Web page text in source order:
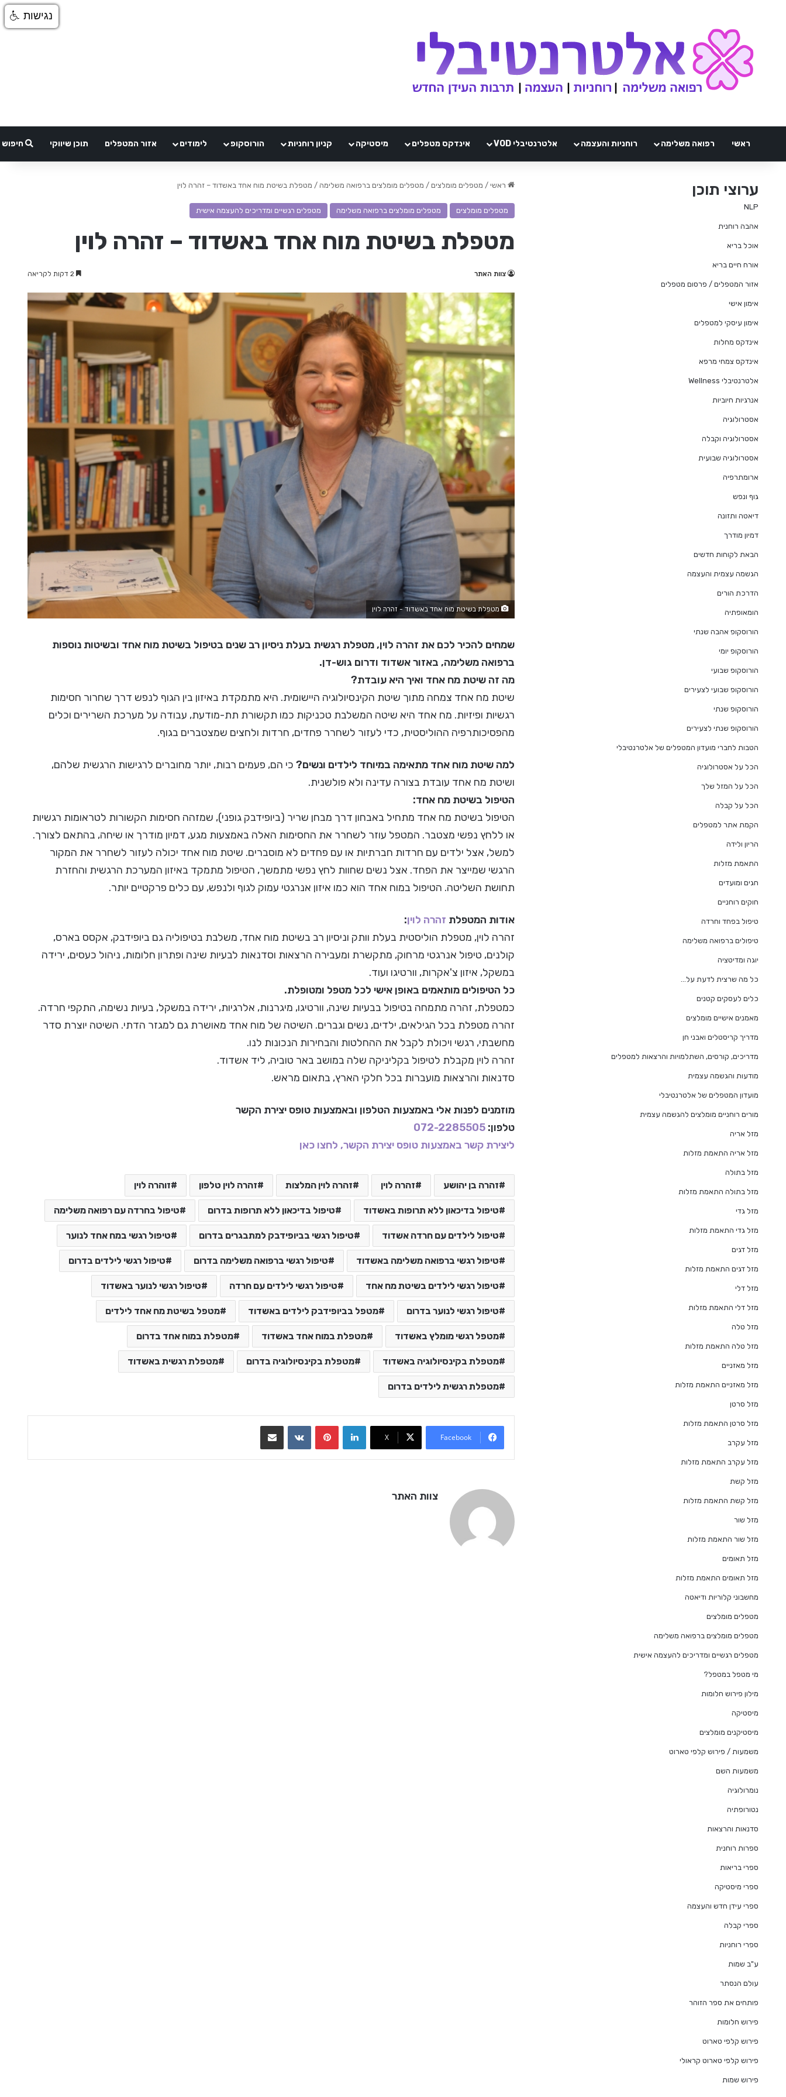
ראשי רפואה משלימה רוחניות והעצמה אלטרנטיבלי VOD אינדקס מטפלים מיסטיקה קניון רוחניות הורוסקופ לימודים אזור המטפלים תוכן שיווקי חיפוש
ראשי / מטפלים מומלצים / מטפלים מומלצים ברפואה משלימה / מטפלת בשיטת מוח אחד באשדוד – זהרה לוין
מטפלים מומלצים מטפלים מומלצים ברפואה משלימה מטפלים רגשיים ומדריכים להעצמה אישית
מטפלת בשיטת מוח אחד באשדוד – זהרה לוין
צוות האתר
מטפלת בשיטת מוח אחד באשדוד - זהרה לוין
שמחים להכיר לכם את זהרה לוין, מטפלת רגשית בעלת ניסיון רב שנים בטיפול בשיטת מוח אחד ובשיטות נוספות
ברפואה משלימה, באזור אשדוד ודרום גוש-דן.
מה זה שיטת מח אחד ואיך היא עובדת?
שיטת מח אחד צמחה מתוך שיטת הקינסיולוגיה היישומית. היא מתמקדת באיזון בין הגוף לנפש דרך שחרור חסימות
רגשיות ופיזיות. מח אחד היא שיטה המשלבת טכניקות כמו תקשורת תת-מודעת, עבודה על מערכת השרירים וכלים
מהפסיכותרפיה ההוליסטית, כדי לעזור לשחרר פחדים, חרדות ולחצים שמצטברים בגוף.
למה שיטת מוח אחד מתאימה במיוחד לילדים ונשים?כי הם, פעמים רבות, יותר מחוברים לרגישות הרגשית שלהם,
ושיטת מח אחד עובדת בצורה עדינה ולא פולשנית.
הטיפול בשיטת מח אחד:
הטיפול בשיטת מח אחד מתחיל באבחון דרך מבחן שריר (ביופידבק גופני), שמזהה חסימות הקשורות לטראומות רגשיות
או ללחץ נפשי מצטבר. המטפל עוזר לשחרר את החסימות האלה באמצעות מגע, דמיון מודרך או שיחה, בהתאם לצורך.
למשל, אצל ילדים עם חרדות חברתיות או עם פחדים לא מוסברים. שיטת מוח אחד יכולה לעזור לשחרר את המקור
הרגשי שמייצר את הפחד. אצל נשים שחוות לחץ נפשי מתמשך, הטיפול מתמקד באיזון המערכת הרגשית והחזרת
תחושת השליטה. הטיפול במוח אחד הוא כמו איזון אנרגטי עמוק לגוף ולנפש, עם כלים פרקטיים יותר.
אודות המטפלת זהרה לוין:
זהרה לוין, מטפלת הוליסטית בעלת וותק וניסיון רב בשיטת מוח אחד, משלבת בטיפוליה גם ביופידבק, אקסס בארס,
קולנים, טיפול אנרגטי מרחוק, מתקשרת ומעבירה הרצאות וסדנאות לבעיות שינה ופתרון חלומות, ניהול כעסים, ירידה
במשקל, איזון צ'אקרות, וורטיגו ועוד.
כל הטיפולים מותאמים באופן אישי לכל מטפל ומטופלת.
כמטפלת, זהרה מתמחה בטיפול בבעיות שינה, וורטיגו, מיגרנות, אלרגיות, ירידה במשקל, בעיות נשימה, התקפי חרדה.
זהרה מטפלת בכל הגילאים, ילדים, נשים וגברים. השיטה של מוח אחד מאושרת גם למגזר הדתי. השיטה יוצרת סדר
מחשבתי, רגשי ויכולת לקבל את ההחלטות והבחירות הנכונות לנו.
זהרה לוין מקבלת לטיפול בקליניקה שלה במושב באר טוביה, ליד אשדוד.
סדנאות והרצאות מועברות בכל חלקי הארץ, בתאום מראש.
מוזמנים לפנות אלי באמצעות הטלפון ובאמצעות טופס יצירת הקשר
טלפון: 072-2285505
ליצירת קשר באמצעות טופס יצירת הקשר, לחצו כאן
זהרה בן יהושע זהרה לוין זהרה לוין המלצות זהרה לוין טלפון זוהרה לוין
טיפול בדיכאון ללא תרופות באשדוד טיפול בדיכאון ללא תרופות בדרום טיפול בחרדה עם רפואה משלימה
טיפול לילדים עם חרדה אשדוד טיפול רגשי בביופידבק למתבגרים בדרום טיפול רגשי במח אחד לנוער
טיפול רגשי ברפואה משלימה באשדוד טיפול רגשי ברפואה משלימה בדרום טיפול רגשי לילדים בדרום
טיפול רגשי לילדים בשיטת מח אחד טיפול רגשי לילדים עם חרדה טיפול רגשי לנוער באשדוד
טיפול רגשי לנוער בדרום מטפל בביופידבק לילדים באשדוד מטפל בשיטת מח אחד לילדים
מטפל רגשי מומלץ באשדוד מטפלת במוח אחד באשדוד מטפלת במוח אחד בדרום
מטפלת בקינסיולוגיה באשדוד מטפלת בקינסיולוגיה בדרום מטפלת רגשית באשדוד
מטפלת רגשית לילדים בדרום
Facebook
X
LinkedIn
Pinterest
VKontakteשתף בדואר אלקטרוני
צוות האתר
ערוצי תוכן
NLP
אהבה רוחנית
אוכל בריא
אורח חיים בריא
אזור המטפלים / פרסום מטפלים
אימון אישי
אימון עיסקי למטפלים
אינדקס מחלות
אינדקס צמחי מרפא
אלטרנטיבלי Wellness
אנרגיות חיוביות
אסטרולוגיה
אסטרולוגיה וקבלה
אסטרולוגיה שבועית
ארומתרפיה
גוף ונפש
דיאטה ותזונה
דמיון מודרך
הבאת לקוחות חדשים
הגשמה עצמית והעצמה
הדרכת הורים
הומאופתיה
הורוסקופ אהבה שנתי
הורוסקופ יומי
הורוסקופ שבועי
הורוסקופ שבועי לצעירים
הורוסקופ שנתי
הורוסקופ שנתי לצעירים
הטבות לחברי מועדון המטפלים של אלטרנטיבלי
הכל על אסטרולוגיה
הכל על המזל שלך
הכל על קבלה
הקמת אתר למטפלים
הריון ולידה
התאמת מזלות
חגים ומועדים
חוקים רוחניים
טיפול בפחד וחרדה
טיפולים ברפואה משלימה
יוגה ומדיטציה
כל מה שרצית לדעת על…
כלים לעסקים קטנים
מאמנים אישיים מומלצים
מדריך קריסטלים ואבני חן
מדריכים, קורסים, השתלמויות והרצאות למטפלים
מודעות והגשמה עצמית
מועדון המטפלים של אלטרנטיבלי
מורים רוחניים מומלצים להגשמה עצמית
מזל אריה
מזל אריה התאמת מזלות
מזל בתולה
מזל בתולה התאמת מזלות
מזל גדי
מזל גדי התאמת מזלות
מזל דגים
מזל דגים התאמת מזלות
מזל דלי
מזל דלי התאמת מזלות
מזל טלה
מזל טלה התאמת מזלות
מזל מאזניים
מזל מאזניים התאמת מזלות
מזל סרטן
מזל סרטן התאמת מזלות
מזל עקרב
מזל עקרב התאמת מזלות
מזל קשת
מזל קשת התאמת מזלות
מזל שור
מזל שור התאמת מזלות
מזל תאומים
מזל תאומים התאמת מזלות
מחשבוני קלוריות ודיאטה
מטפלים מומלצים
מטפלים מומלצים ברפואה משלימה
מטפלים רגשיים ומדריכים להעצמה אישית
מי מטפל במטפל?
מילון פירוש חלומות
מיסטיקה
מיסטיקנים מומלצים
משמעות / פירוש קלפי טארוט
משמעות השם
נומרולוגיה
נטורופתיה
סדנאות והרצאות
ספרות רוחנית
ספרי בריאות
ספרי מיסטיקה
ספרי עידן חדש והעצמה
ספרי קבלה
ספרי רוחניות
ע"ב שמות
עולם הנסתר
פותחים את ספר הזוהר
פירוש חלומות
פירוש קלפי טארוט
פירוש קלפי טארוט קראולי
פירוש שמות
נגישות